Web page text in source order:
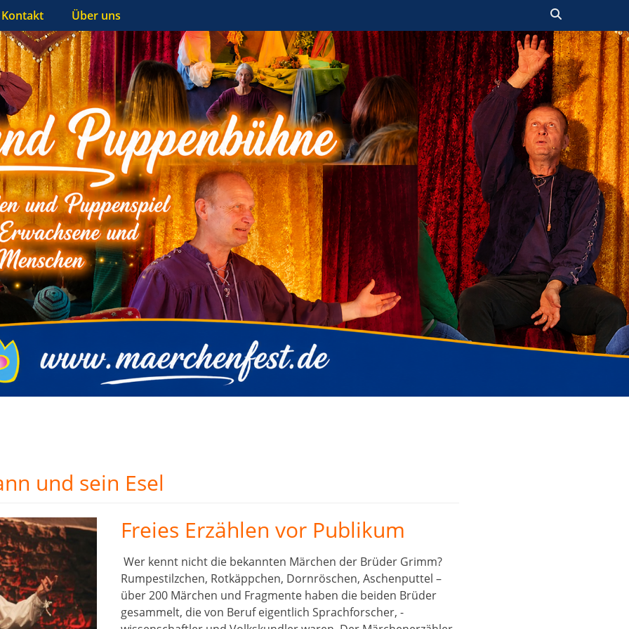
Kontakt Über uns
und sein Esel
Freies Erzählen vor Publikum
Wer kennt nicht die bekannten Märchen der Brüder Grimm?
Rumpestilzchen, Rotkäppchen, Dornröschen, Aschenputtel –
über 200 Märchen und Fragmente haben die beiden Brüder
gesammelt, die von Beruf eigentlich Sprachforscher, -